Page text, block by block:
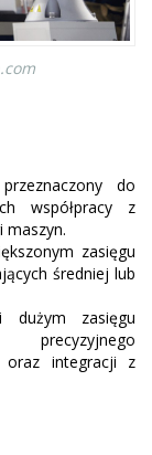
do
współpracy z
maszyn.
zasięgu
średniej lub
zasięgu
oraz integracji z